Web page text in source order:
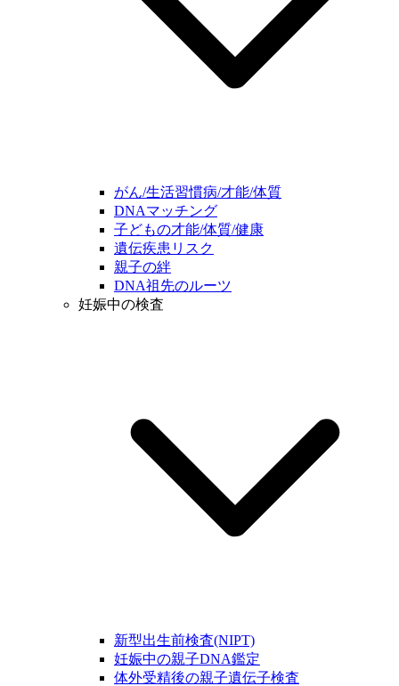
がん/生活習慣病/才能/体質
DNAマッチング
子どもの才能/体質/健康
遺伝疾患リスク
親子の絆
DNA祖先のルーツ
妊娠中の検査
新型出生前検査(NIPT)
妊娠中の親子DNA鑑定
体外受精後の親子遺伝子検査